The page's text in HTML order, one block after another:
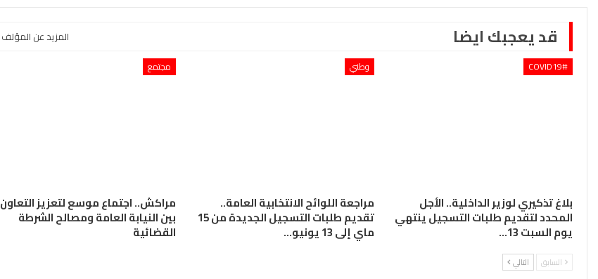
قد يعجبك ايضا المزيد عن المؤلف
COVID19#
بلاغ تذكيري لوزير الداخلية.. الأجل
المحدد لتقديم طلبات التسجيل ينتهي
يوم السبت 13…
وطني
مراجعة اللوائح الانتخابية العامة..
تقديم طلبات التسجيل الجديدة من 15
ماي إلى 13 يونيو…
مجتمع
مراكش.. اجتماع موسع لتعزيز التعاون
بين النيابة العامة ومصالح الشرطة
القضائية
السابق التالي